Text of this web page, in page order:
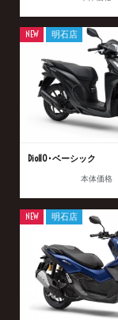
Dio110･ベーシック
本体価格
NEW 明石店
NEW 明石店